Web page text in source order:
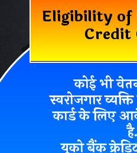
Eligibility of
Credit
कोई भी
स्वरोजगार
कार्ड के लिए
है.
यूको बैंक